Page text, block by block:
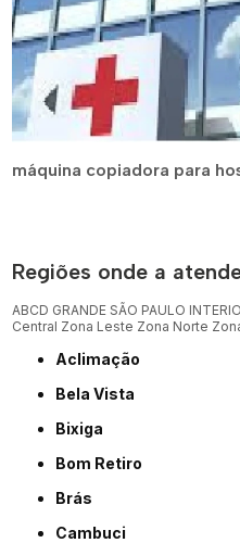
máquina copiadora para
Regiões onde a
ABCD GRANDE SÃO PAULO
Central Zona Leste Zona Norte
Aclimação
Bela Vista
Bixiga
Bom Retiro
Brás
Cambuci